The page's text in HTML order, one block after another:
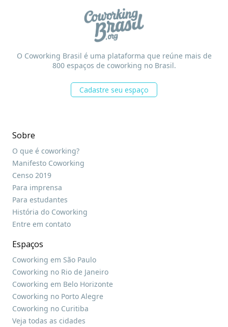
O Coworking Brasil é uma plataforma que reúne mais de
800 espaços de coworking no Brasil.
Cadastre seu espaço
Sobre
O que é coworking?
Manifesto Coworking
Censo 2019
Para imprensa
Para estudantes
História do Coworking
Entre em contato
Espaços
Coworking em São Paulo
Coworking no Rio de Janeiro
Coworking em Belo Horizonte
Coworking no Porto Alegre
Coworking no Curitiba
Veja todas as cidades